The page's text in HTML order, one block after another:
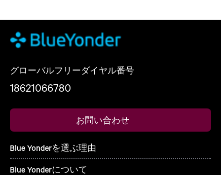
グローバルフリーダイヤル番号
18621066780
お問い合わせ
Blue Yonderを選ぶ理由
Blue Yonderについて